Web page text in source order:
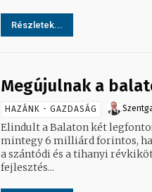
Részletek...
Megújulnak a
HAZÁNK - GAZDASÁG
Elindult a Balaton két
mintegy 6 milliárd forintos,
a szántódi és a tihanyi
fejlesztés...